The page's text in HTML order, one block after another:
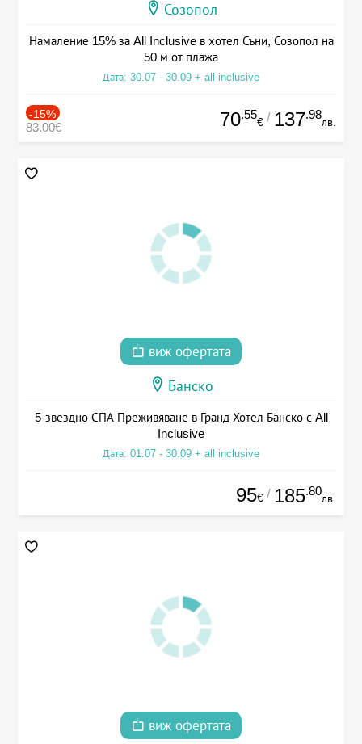
Созопол
Намаление 15% за All Inclusive в хотел Съни, Созопол на
50 м от плажа
Дата: 30.07 - 30.09 + all inclusive
-15%
83.00€ 70.55
€ / 137.98
лв.
виж офертата
Банско
5-звездно СПА Преживяване в Гранд Хотел Банско с All
Inclusive
Дата: 01.07 - 30.09 + all inclusive
95€ / 185.80
лв.
виж офертата